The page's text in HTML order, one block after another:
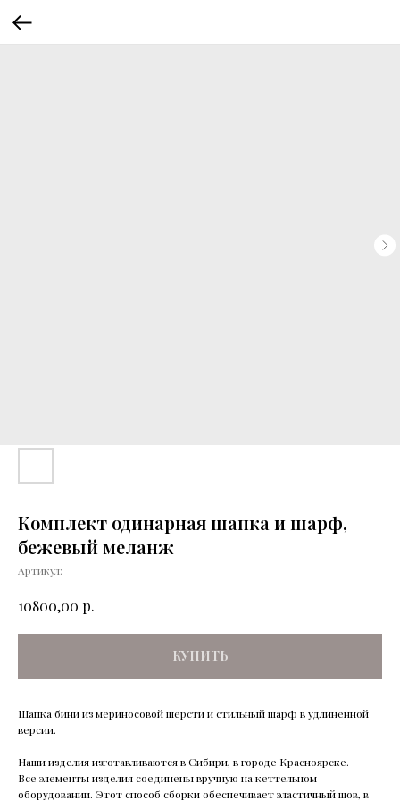
Комплект одинарная шапка и шарф,
бежевый меланж
Артикул:
10800,00 р.
КУПИТЬ
Шапка бини из мериносовой шерсти и стильный шарф в удлиненной
версии.
Наши изделия изготавливаются в Сибири, в городе Красноярске.
Все элементы изделия соединены вручную на кеттельном
оборудовании. Этот способ сборки обеспечивает эластичный шов, в